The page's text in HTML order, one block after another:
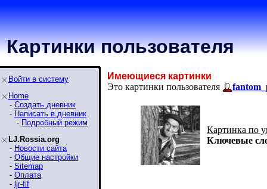
Картинки пользователя
Войти в систему
Home
- Создать дневник
- Написать в дневник
- Подробный режим
LJ.Rossia.org
- Новости сайта
- Общие настройки
- Sitemap
- Оплата
- ljr-fif
Имеющиеся картинки
Это картинки пользователя
Картинка по
Ключевые